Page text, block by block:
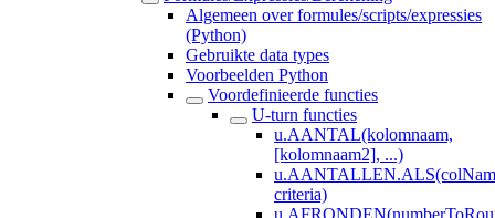
Algemeen over formules/scripts/expressies
(Python)
Gebruikte data types
Voorbeelden Python
Voordefinieerde functies
U-turn functies
u.AANTAL(kolomnaam,
[kolomnaam2], ...)
criteria)